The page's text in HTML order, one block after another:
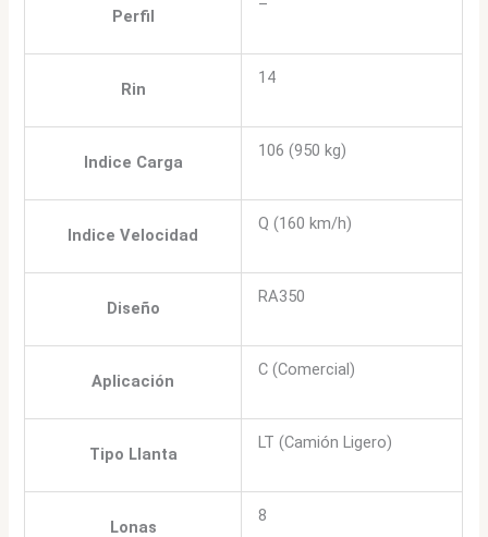
Perfil
–
Rin
14
Indice Carga
106 (950 kg)
Indice Velocidad
Q (160 km/h)
Diseño
RA350
Aplicación
C (Comercial)
Tipo Llanta
LT (Camión Ligero)
Lonas
8